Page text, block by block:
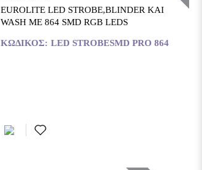
EUROLITE LED STROBE,BLINDER KAI
WASH ΜΕ 864 SMD RGB LEDS
ΚΩΔΙΚΌΣ: LED STROBESMD PRO 864